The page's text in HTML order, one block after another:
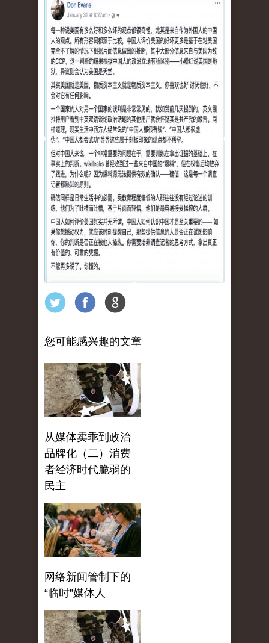
您可能感兴趣的文章
从媒体卖乖到政治
品牌化（二）消费
者经济时代脆弱的
民主
网络新闻管制下的
“临时”媒体人